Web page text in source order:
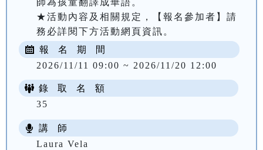
師為孩童翻譯成華語。
★活動內容及相關規定，【報名參加者】請
務必詳閱下方活動網頁資訊。
報 名 期 間
2026/11/11 09:00 ~ 2026/11/20 12:00
錄 取 名 額
35
講 師
Laura Vela